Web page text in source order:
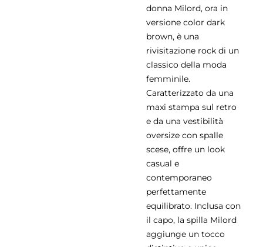
donna Milord, ora in
versione color dark
brown, è una
rivisitazione rock di un
classico della moda
femminile.
Caratterizzato da una
maxi stampa sul retro
e da una vestibilità
oversize con spalle
scese, offre un look
casual e
contemporaneo
perfettamente
equilibrato. Inclusa con
il capo, la spilla Milord
aggiunge un tocco